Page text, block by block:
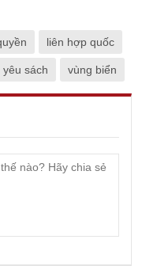
liên hợp quốc
yêu sách vùng biển